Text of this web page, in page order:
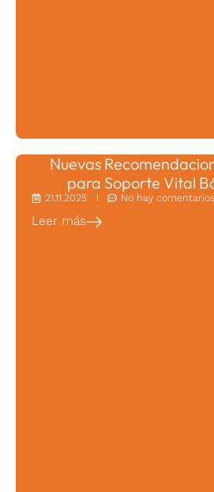
Nuevas
para Soporte Vital
21.11.2025 No hay comentarios
Leer más